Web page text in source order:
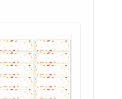
재질 설명
재질 설명